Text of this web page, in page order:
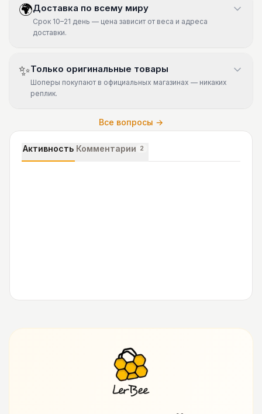
🌍Доставка по всему миру
Срок 10–21 день — цена зависит от веса и адреса
доставки.
✨Только оригинальные товары
Шоперы покупают в официальных магазинах — никаких
реплик.
Все вопросы →
Активность Комментарии 2